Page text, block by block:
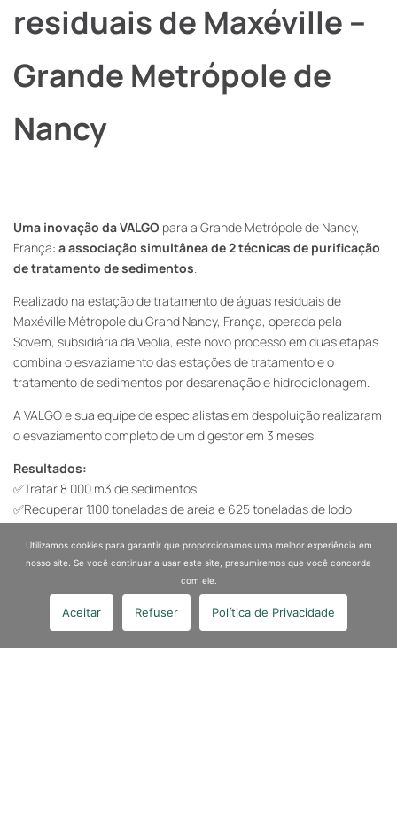
residuais de Maxéville –
Grande Metrópole de
Nancy
Uma inovação da VALGO para a Grande Metrópole de Nancy,
França: a associação simultânea de 2 técnicas de purificação
de tratamento de sedimentos.
Realizado na estação de tratamento de águas residuais de
Maxéville Métropole du Grand Nancy, França, operada pela
Sovem, subsidiária da Veolia, este novo processo em duas etapas
combina o esvaziamento das estações de tratamento e o
tratamento de sedimentos por desarenação e hidrociclonagem.
A VALGO e sua equipe de especialistas em despoluição realizaram
o esvaziamento completo de um digestor em 3 meses.
Resultados:
✅Tratar 8.000 m3 de sedimentos
✅Recuperar 1.100 toneladas de areia e 625 toneladas de lodo
Além disso, a VALGO, com a ajuda do seu parceiro Watertacks,
limpou 2 bacias de anóxia (falta de oxigénio) com o robô de nova
geração “Lisie”, totalmente imerso e controlado remotamente, que
aspira o sedimento sem perturbar o tratamento da água.
Esta solução inovadora dá lugar de destaque à economia circular
Utilizamos cookies para garantir que proporcionamos uma melhor experiência em
nosso site. Se você continuar a usar este site, presumiremos que você concorda
com ele.
Aceitar Refuser Política de Privacidade